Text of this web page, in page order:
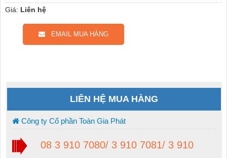
Giá: Liên hệ
EMAIL MUA HÀNG
LIÊN HỆ MUA HÀNG
Công ty Cổ phần Toàn Gia Phát
08 3 910 7080/ 3 910 7081/ 3 910